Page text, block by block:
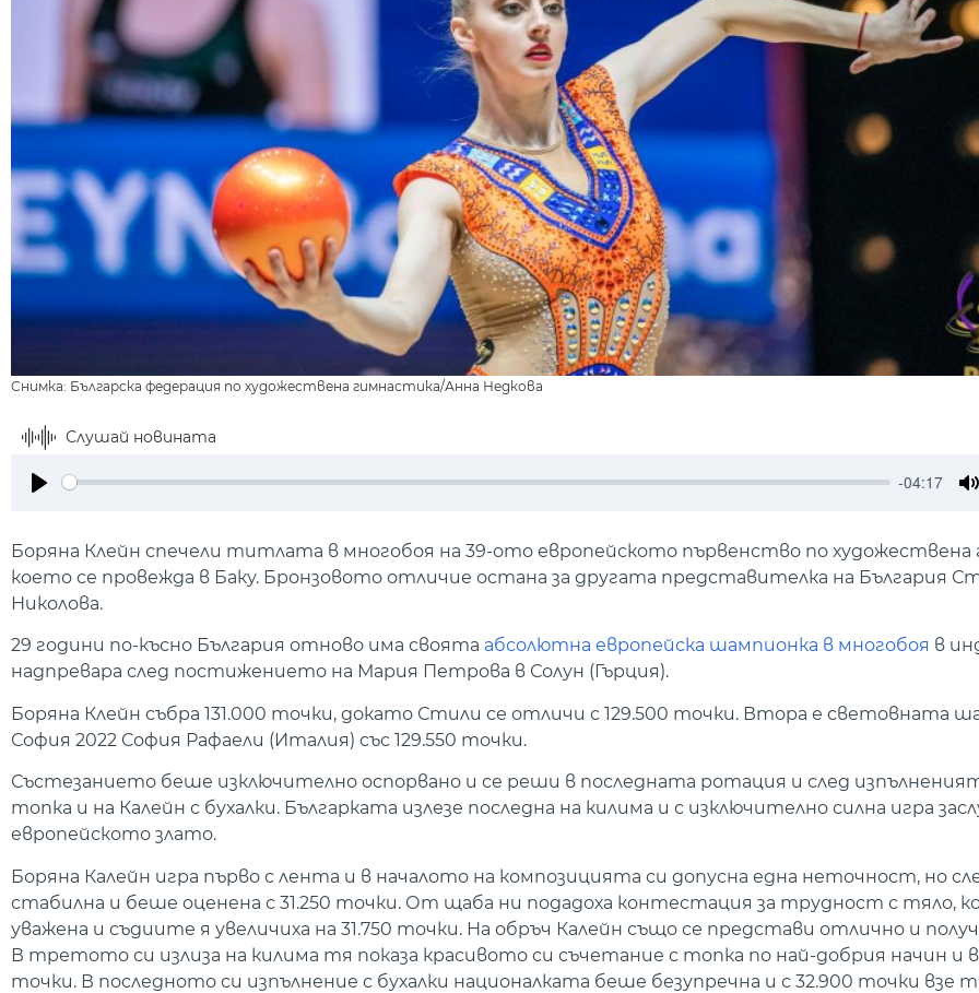
Снимка: Българска федерация по художествена гимнастика/Анна Недкова
Слушай новината
-04:17
Боряна Клейн спечели титлата в многобоя на 39-ото европейското първенство по художествена
което се провежда в Баку. Бронзовото отличие остана за другата представителка на България
Николова.
29 години по-късно България отново има своята абсолютна европейска шампионка в многобоя в
надпревара след постижението на Мария Петрова в Солун (Гърция).
Боряна Клейн събра 131.000 точки, докато Стили се отличи с 129.500 точки. Втора е световната
София 2022 София Рафаели (Италия) със 129.550 точки.
Състезанието беше изключително оспорвано и се реши в последната ротация и след
топка и на Калейн с бухалки. Българката излезе последна на килима и с изключително силна игра
европейското злато.
Боряна Калейн игра първо с лента и в началото на композицията си допусна една неточност, но
стабилна и беше оценена с 31.250 точки. От щаба ни подадоха контестация за трудност с тяло,
уважена и съдиите я увеличиха на 31.750 точки. На обръч Калейн също се представи отлично и
В третото си излиза на килима тя показа красивото си съчетание с топка по най-добрия начин и
точки. В последното си изпълнение с бухалки националката беше безупречна и с 32.900 точки взе